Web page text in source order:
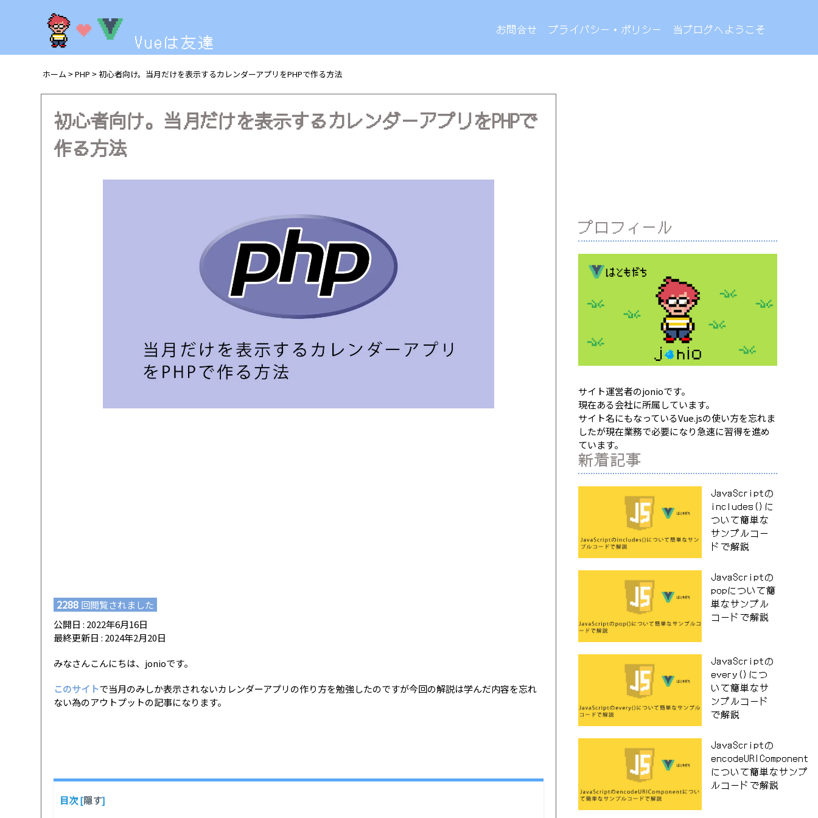
Vueは友達
お問合せ プライバシー・ポリシー 当ブログへようこそ
ホーム > PHP > 初心者向け。当月だけを表示するカレンダーアプリをPHPで作る方法
初心者向け。当月だけを表示するカレンダーアプリをPHPで
作る方法
2288 回閲覧されました
公開日 : 2022年6月16日
最終更新日 : 2024年2月20日
みなさんこんにちは、jonioです。
このサイトで当月のみしか表示されないカレンダーアプリの作り方を勉強したのですが今回の解説は学んだ内容を忘れ
ない為のアウトプットの記事になります。
目次[隠す]
プロフィール
サイト運営者のjonioです。
現在ある会社に所属しています。
サイト名にもなっているVue.jsの使い方を忘れま
したが現在業務で必要になり急速に習得を進め
ています。
新着記事
JavaScriptの
includes()に
ついて簡単な
サンプルコー
ドで解説
JavaScriptの
popについて簡
単なサンプル
コードで解説
JavaScriptの
every()につ
いて簡単なサ
ンプルコード
で解説
JavaScriptの
encodeURIComponent
について簡単なサンプ
ルコードで解説